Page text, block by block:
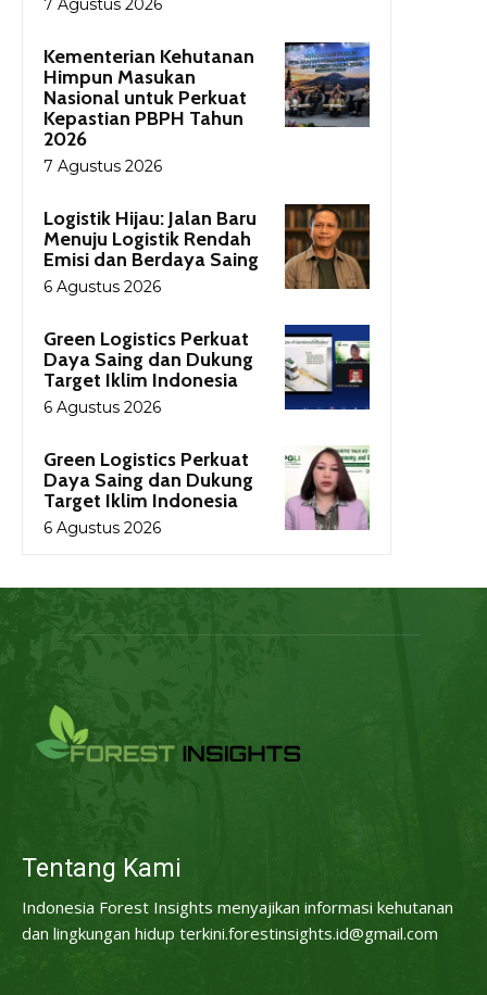
Kementerian Kehutanan
Himpun Masukan
Nasional untuk Perkuat
Kepastian PBPH Tahun
2026
7 Agustus 2026
Logistik Hijau: Jalan Baru
Menuju Logistik Rendah
Emisi dan Berdaya Saing
6 Agustus 2026
Green Logistics Perkuat
Daya Saing dan Dukung
Target Iklim Indonesia
6 Agustus 2026
Green Logistics Perkuat
Daya Saing dan Dukung
Target Iklim Indonesia
6 Agustus 2026
Tentang Kami
Indonesia Forest Insights menyajikan informasi kehutanan
dan lingkungan hidup terkini.forestinsights.id@gmail.com